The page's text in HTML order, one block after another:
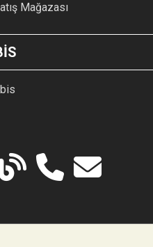
Mağazası